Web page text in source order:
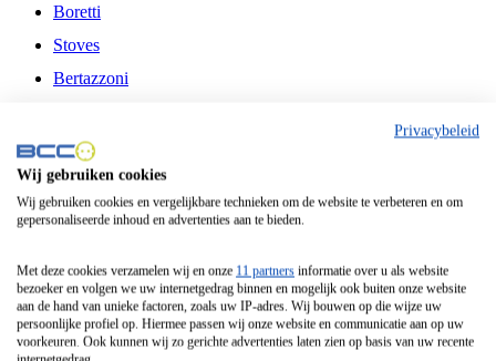
Boretti
Stoves
Bertazzoni
Fitelli
Airfryer
Frituurpan
Contactgrill
Broodbakmachine
Broodrooster
Privacybeleid
Wij gebruiken cookies
Wij gebruiken cookies en vergelijkbare technieken om de website te verbeteren en om
gepersonaliseerde inhoud en advertenties aan te bieden.
Met deze cookies verzamelen wij en onze 11 partners informatie over u als website
bezoeker en volgen we uw internetgedrag binnen en mogelijk ook buiten onze website
aan de hand van unieke factoren, zoals uw IP-adres. Wij bouwen op die wijze uw
persoonlijke profiel op. Hiermee passen wij onze website en communicatie aan op uw
voorkeuren. Ook kunnen wij zo gerichte advertenties laten zien op basis van uw recente